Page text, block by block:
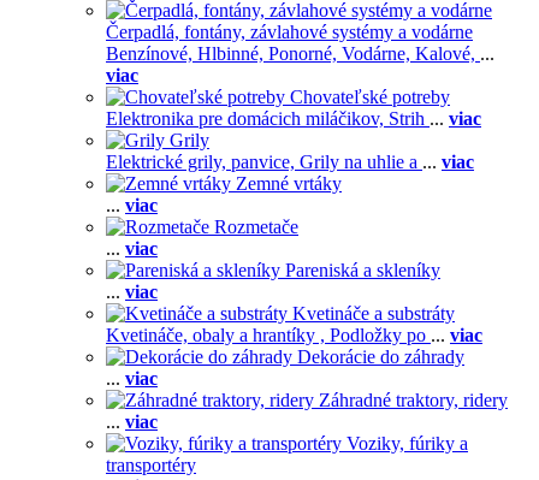
Čerpadlá, fontány, závlahové systémy a vodárne
Benzínové, Hlbinné, Ponorné, Vodárne, Kalové, ...
viac
Chovateľské potreby
Elektronika pre domácich miláčikov, Strih ... viac
Grily
Elektrické grily, panvice, Grily na uhlie a ... viac
Zemné vrtáky
... viac
Rozmetače
... viac
Pareniská a skleníky
... viac
Kvetináče a substráty
Kvetináče, obaly a hrantíky , Podložky po ... viac
Dekorácie do záhrady
... viac
Záhradné traktory, ridery
... viac
Voziky, fúriky a
transportéry